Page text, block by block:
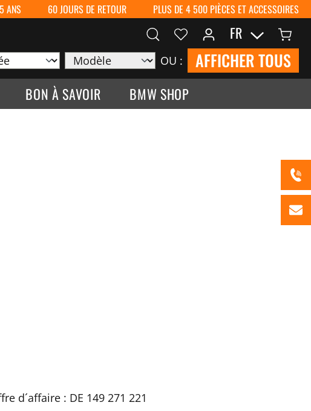
ANS 60 JOURS DE RETOUR PLUS DE 4 500 PIÈCES ET ACCESSOIRES
OU : AFFICHER TOUS
FR
BON À SAVOIR BMW SHOP
d´affaire : DE 149 271 221